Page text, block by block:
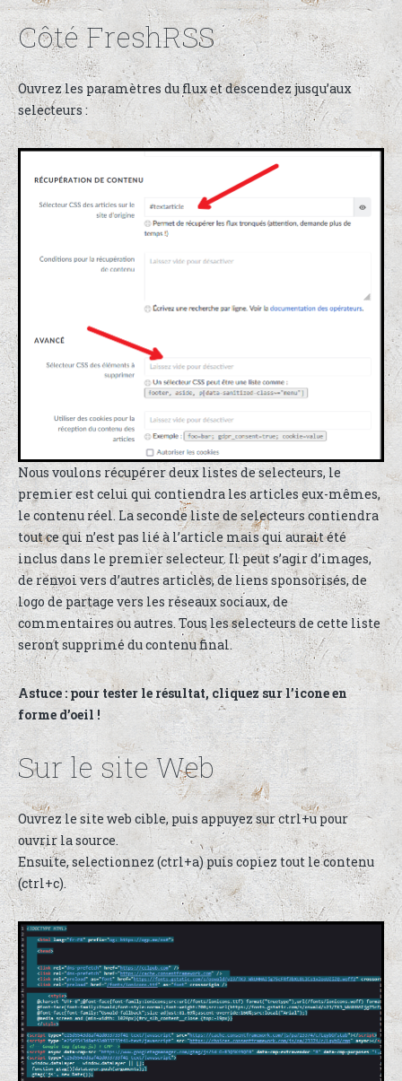
Côté FreshRSS
Ouvrez les paramètres du flux et descendez jusqu’aux
selecteurs :
Nous voulons récupérer deux listes de selecteurs, le
premier est celui qui contiendra les articles eux-mêmes,
le contenu réel. La seconde liste de selecteurs contiendra
tout ce qui n’est pas lié à l’article mais qui aurait été
inclus dans le premier selecteur. Il peut s’agir d’images,
de renvoi vers d’autres articles, de liens sponsorisés, de
logo de partage vers les réseaux sociaux, de
commentaires ou autres. Tous les selecteurs de cette liste
seront supprimé du contenu final.
Astuce : pour tester le résultat, cliquez sur l’icone en
forme d’oeil !
Sur le site Web
Ouvrez le site web cible, puis appuyez sur ctrl+u pour
ouvrir la source.
Ensuite, selectionnez (ctrl+a) puis copiez tout le contenu
(ctrl+c).